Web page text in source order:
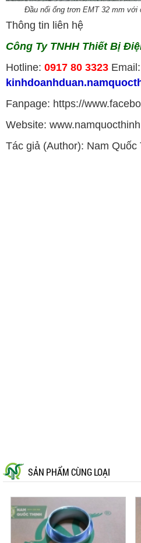
Đầu nối ống trơn EMT 32 mm với
Thông tin liên hệ
Công Ty TNHH Thiết Bị
Hotline: 0917 80 3323 Email:
Fanpage: https://
Website:
Tác giả (Author): Nam Quốc
SẢN PHẨM CÙNG LOẠI